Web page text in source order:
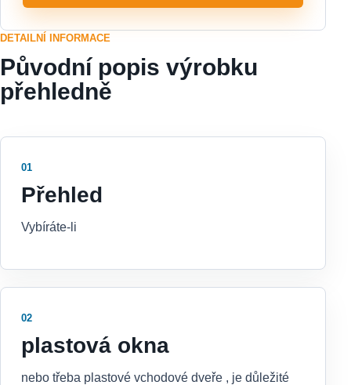
DETAILNÍ INFORMACE
Původní popis výrobku
přehledně
01
Přehled
Vybíráte-li
02
plastová okna
nebo třeba plastové vchodové dveře , je důležité